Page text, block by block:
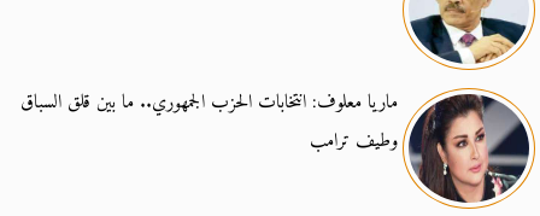
ماريا معلوف: انتخابات الحزب الجمهوري.. ما بين قلق السباق
وطيف ترامب